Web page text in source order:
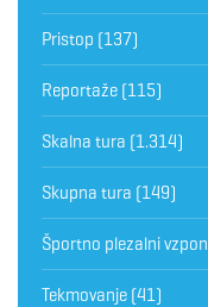
Pristop (137)
Reportaže (115)
Skalna tura (1.314)
Skupna tura (149)
Športno plezalni vzpon
Tekmovanje (41)